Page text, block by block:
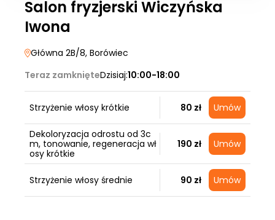
Salon fryzjerski Wiczyńska
Iwona
Główna 2B/8, Borówiec
Teraz zamknięteDzisiaj:10:00-18:00
Strzyżenie włosy krótkie 80 zł Umów
Dekoloryzacja odrostu od 3c
m, tonowanie, regeneracja wł
osy krótkie
190 zł Umów
Strzyżenie włosy średnie 90 zł Umów